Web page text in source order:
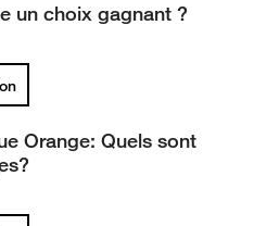
un choix gagnant ?
Orange: Quels sont